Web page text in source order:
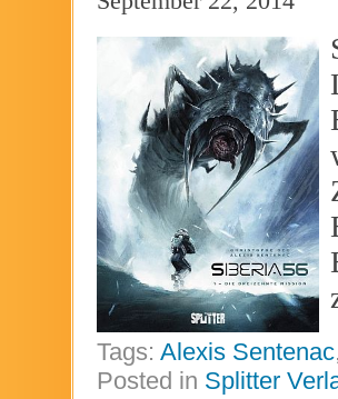
Tags: Alexis Sentenac
Posted in Splitter